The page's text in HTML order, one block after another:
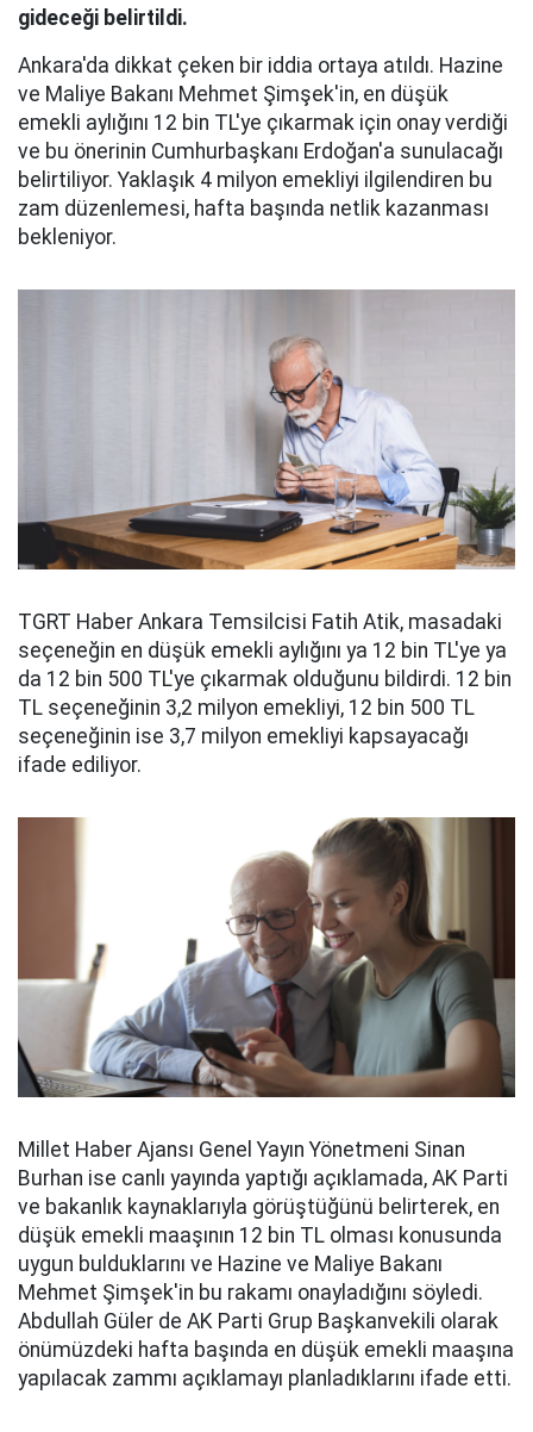
gideceği belirtildi.
Ankara'da dikkat çeken bir iddia ortaya atıldı. Hazine
ve Maliye Bakanı Mehmet Şimşek'in, en düşük
emekli aylığını 12 bin TL'ye çıkarmak için onay verdiği
ve bu önerinin Cumhurbaşkanı Erdoğan'a sunulacağı
belirtiliyor. Yaklaşık 4 milyon emekliyi ilgilendiren bu
zam düzenlemesi, hafta başında netlik kazanması
bekleniyor.
TGRT Haber Ankara Temsilcisi Fatih Atik, masadaki
seçeneğin en düşük emekli aylığını ya 12 bin TL'ye ya
da 12 bin 500 TL'ye çıkarmak olduğunu bildirdi. 12 bin
TL seçeneğinin 3,2 milyon emekliyi, 12 bin 500 TL
seçeneğinin ise 3,7 milyon emekliyi kapsayacağı
ifade ediliyor.
Millet Haber Ajansı Genel Yayın Yönetmeni Sinan
Burhan ise canlı yayında yaptığı açıklamada, AK Parti
ve bakanlık kaynaklarıyla görüştüğünü belirterek, en
düşük emekli maaşının 12 bin TL olması konusunda
uygun bulduklarını ve Hazine ve Maliye Bakanı
Mehmet Şimşek'in bu rakamı onayladığını söyledi.
Abdullah Güler de AK Parti Grup Başkanvekili olarak
önümüzdeki hafta başında en düşük emekli maaşına
yapılacak zammı açıklamayı planladıklarını ifade etti.